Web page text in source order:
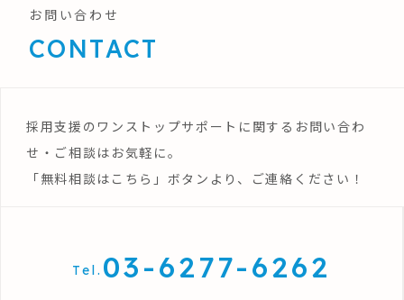
お問い合わせ
CONTACT
採用支援のワンストップサポートに関するお問い合わ
せ・ご相談はお気軽に。
「無料相談はこちら」ボタンより、ご連絡ください！
Tel. 03-6277-6262